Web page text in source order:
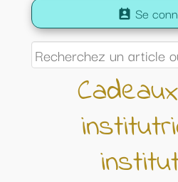
perm_contact_calendar Se